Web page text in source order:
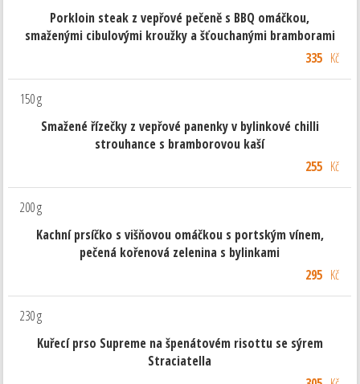
Porkloin steak z vepřové pečeně s BBQ omáčkou,
smaženými cibulovými kroužky a šťouchanými bramborami
335 Kč
150 g
Smažené řízečky z vepřové panenky v bylinkové chilli
strouhance s bramborovou kaší
255 Kč
200 g
Kachní prsíčko s višňovou omáčkou s portským vínem,
pečená kořenová zelenina s bylinkami
295 Kč
230 g
Kuřecí prso Supreme na špenátovém risottu se sýrem
Straciatella